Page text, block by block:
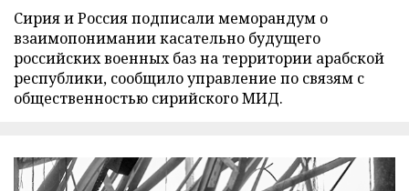
Сирия и Россия подписали меморандум о
взаимопонимании касательно будущего
российских военных баз на территории арабской
республики, сообщило управление по связям с
общественностью сирийского МИД.